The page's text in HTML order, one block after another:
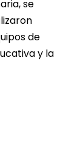
se
de
y la